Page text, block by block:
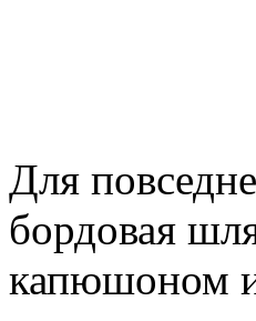
Для
бордовая
капюшоном